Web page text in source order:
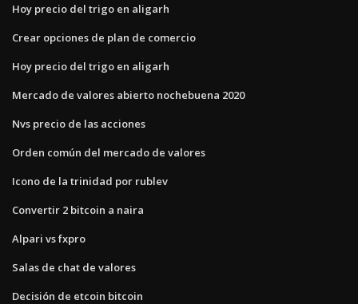
Hoy precio del trigo en aligarh
Crear opciones de plan de comercio
Hoy precio del trigo en aligarh
Mercado de valores abierto nochebuena 2020
Nvs precio de las acciones
Orden común del mercado de valores
Icono de la trinidad por rublev
Convertir 2 bitcoin a naira
Alpari vs fxpro
Salas de chat de valores
Decisión de etcoin bitcoin